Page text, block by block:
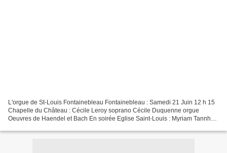
L'orgue de St-Louis Fontainebleau Fontainebleau : Samedi 21 Juin 12 h 15
Chapelle du Château : Cécile Leroy soprano Cécile Duquenne orgue
Oeuvres de Haendel et Bach En soirée Eglise Saint-Louis : Myriam Tannhof